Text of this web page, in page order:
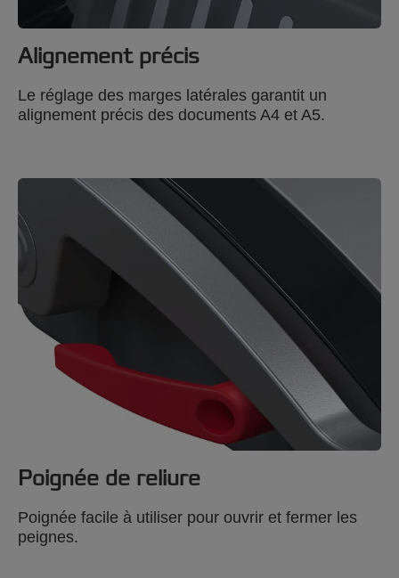
Alignement précis
Le réglage des marges latérales garantit un
alignement précis des documents A4 et A5.
Poignée de reliure
Poignée facile à utiliser pour ouvrir et fermer les
peignes.